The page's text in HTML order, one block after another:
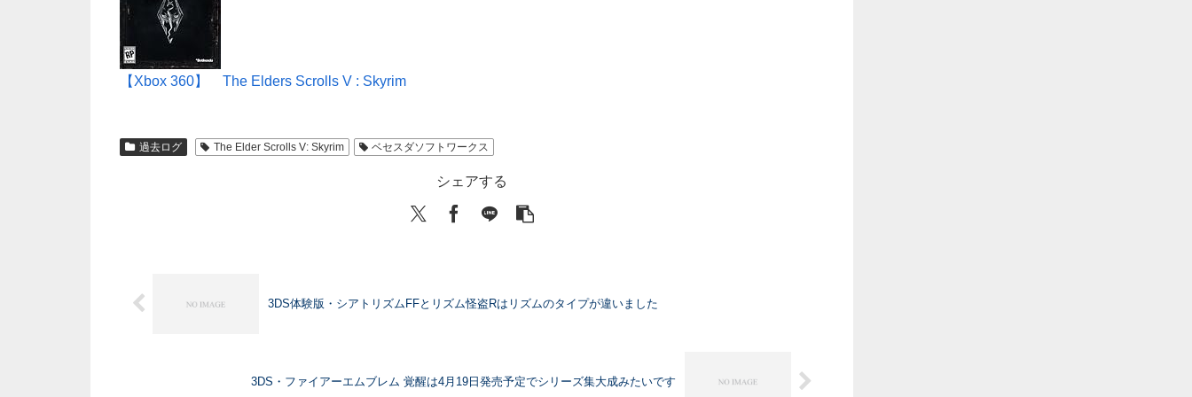
【Xbox 360】 The Elders Scrolls V : Skyrim
過去ログ The Elder Scrolls V: Skyrim ベセスダソフトワークス
シェアする
3DS体験版・シアトリズムFFとリズム怪盗Rはリズムのタイプが違いました
3DS・ファイアーエムブレム 覚醒は4月19日発売予定でシリーズ集大成みたいです